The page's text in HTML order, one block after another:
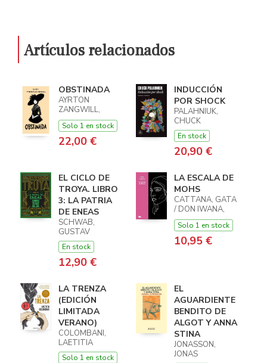
Artículos relacionados
OBSTINADA
AYRTON
ZANGWILL,
EDITH
Solo 1 en stock
22,00 €
INDUCCIÓN
POR SHOCK
PALAHNIUK,
CHUCK
En stock
20,90 €
EL CICLO DE
TROYA. LIBRO
3: LA PATRIA
DE ENEAS
SCHWAB,
GUSTAV
En stock
12,90 €
LA ESCALA DE
MOHS
CATTANA, GATA
/ DON IWANA,
DON IWANA
Solo 1 en stock
10,95 €
LA TRENZA
(EDICIÓN
LIMITADA
VERANO)
COLOMBANI,
LAETITIA
Solo 1 en stock
EL
AGUARDIENTE
BENDITO DE
ALGOT Y ANNA
STINA
JONASSON,
JONAS